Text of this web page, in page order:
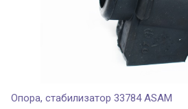
Опора, стабилизатор 33784 ASAM